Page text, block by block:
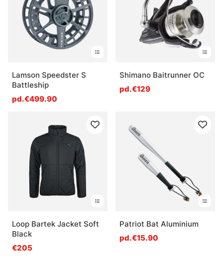
Lamson Speedster S
Battleship
pd.€499.90
Shimano Baitrunner OC
pd.€129
Loop Bartek Jacket Soft
Black
€205
Patriot Bat Aluminium
pd.€15.90